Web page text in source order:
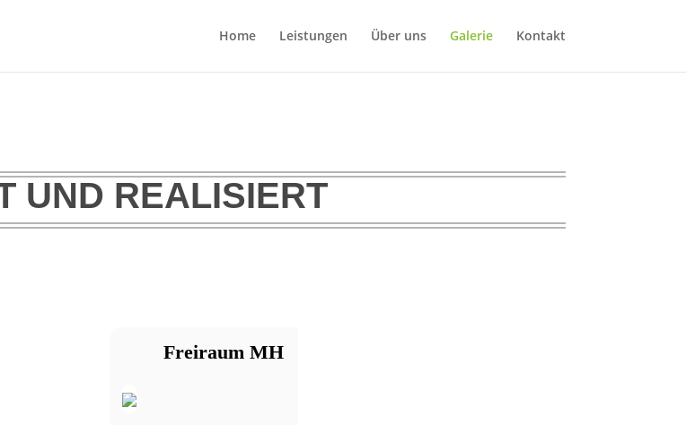
Home Leistungen Über uns Galerie Kontakt
UND REALISIERT
Freiraum MH